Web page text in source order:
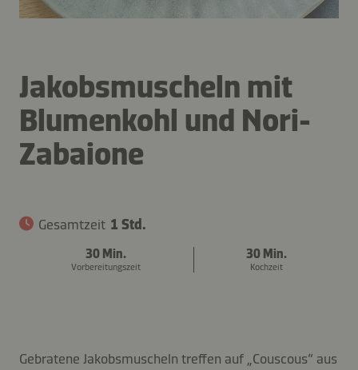
Jakobsmuscheln mit
Blumenkohl und Nori-
Zabaione
Gesamtzeit 1 Std.
30 Min.
Vorbereitungszeit
30 Min.
Kochzeit
Gebratene Jakobsmuscheln treffen auf „Couscous“ aus